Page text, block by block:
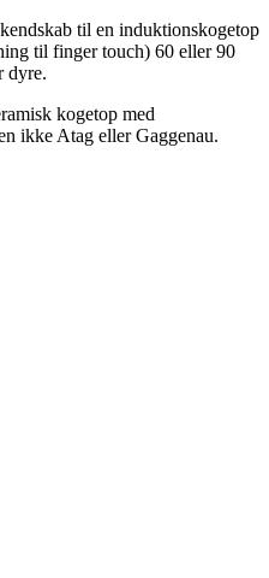
til en induktionskogetop
til finger touch) 60 eller 90
dyre.
kogetop med
ikke Atag eller Gaggenau.